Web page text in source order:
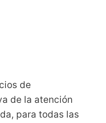
de
de la atención
para todas las